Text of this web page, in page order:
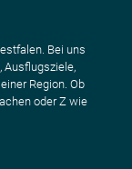
Bei uns
Ausflugsziele,
Region. Ob
oder Z wie